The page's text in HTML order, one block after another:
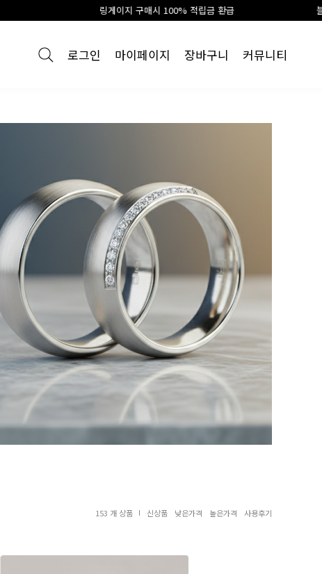
링게이지 구매시 100% 적립금 환급 블로그 리뷰 최대10만원
로그인 마이페이지 장바구니 커뮤니티
153 개 상품 신상품 낮은가격 높은가격 사용후기